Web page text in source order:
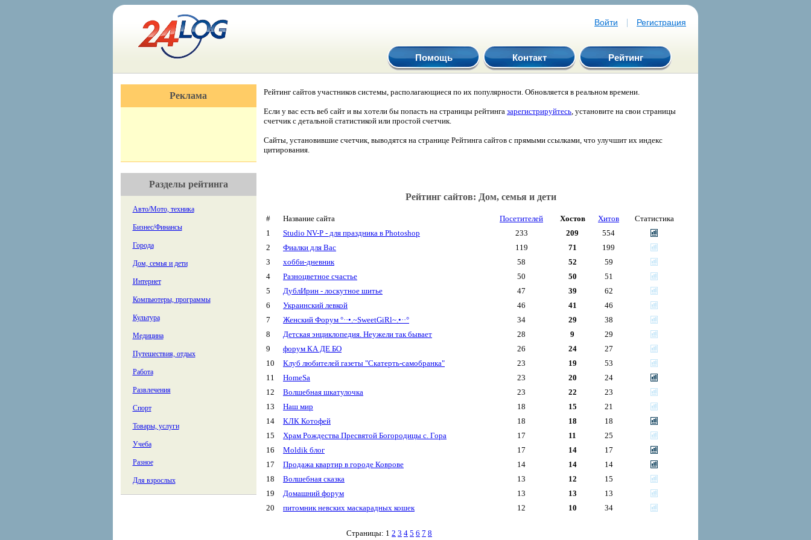
Войти | Регистрация
Помощь Контакт Рейтинг
Реклама
Разделы рейтинга
Авто/Мото, техника
Бизнес/Финансы
Города
Дом, семья и дети
Интернет
Компьютеры, программы
Культура
Медицина
Путешествия, отдых
Работа
Развлечения
Спорт
Товары, услуги
Учеба
Разное
Для взрослых
Рейтинг сайтов участников системы, располагающиеся по их популярности. Обновляется в реальном времени.
Если у вас есть веб сайт и вы хотели бы попасть на страницы рейтинга зарегистрируйтесь, установите на свои страницы
счетчик с детальной статистикой или простой счетчик.
Сайты, установившие счетчик, выводятся на странице Рейтинга сайтов с прямыми ссылками, что улучшит их индекс
цитирования.
Рейтинг сайтов: Дом, семья и дети
# Название сайта Посетителей Хостов Хитов
Статистика
1
Studio NV-P - для праздника в Photoshop 233 209
554
2
Фиалки для Вас 119 71
199
3
хобби-дневник 58 52
59
4
Разноцветное счастье 50 50
51
5
ДублИрин - лоскутное шитье 47 39
62
6
Украинский левкой 46 41
46
7
Женский Форум °··•.~SweetGiRl~.•··° 34 29
38
8
Детская энциклопедия. Неужели так бывает 28 9
29
9
форум КА ДЕ БО 26 24
27
10
Клуб любителей газеты "Скатерть-самобранка" 23 19
53
11
HomeSa 23 20
24
12
Волшебная шкатулочка 23 22
23
13
Наш мир 18 15
21
14
КЛК Котофей 18 18
18
15
Храм Рождества Пресвятой Богородицы с. Гора 17 11
25
16
Moldik блог 17 14
17
17
Продажа квартир в городе Коврове 14 14
14
18
Волшебная сказка 13 12
15
19
Домашний форум 13 13
13
20
питомник невских маскарадных кошек 12 10 34
Страницы: 1 2 3 4 5 6 7 8